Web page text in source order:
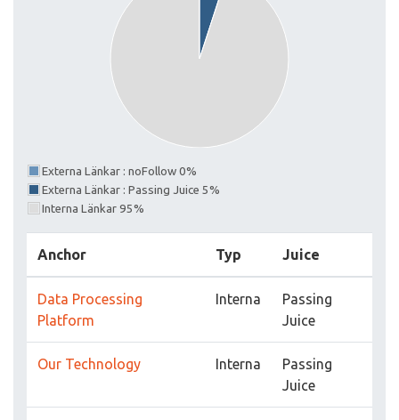
Externa Länkar : noFollow 0%
Externa Länkar : Passing Juice 5%
Interna Länkar 95%
Anchor Typ Juice
Data Processing
Platform
Interna
Passing
Juice
Our Technology Interna
Passing
Juice